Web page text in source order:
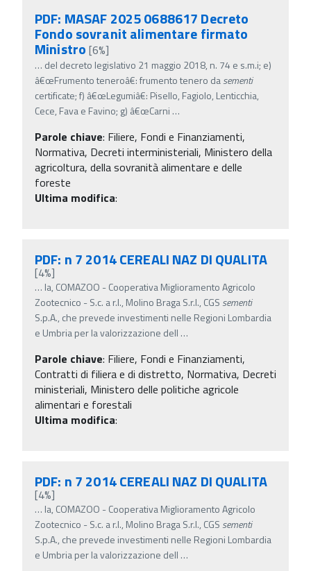
PDF: MASAF 2025 0688617 Decreto
Fondo sovranit alimentare firmato
Ministro [6%]
… del decreto legislativo 21 maggio 2018, n. 74 e s.m.i; e)
â€œFrumento teneroâ€: frumento tenero dasementi
certificate; f) â€œLegumiâ€: Pisello, Fagiolo, Lenticchia,
Cece, Fava e Favino; g) â€œCarni …
Parole chiave: Filiere, Fondi e Finanziamenti,
Normativa, Decreti interministeriali, Ministero della
agricoltura, della sovranità alimentare e delle
foreste
Ultima modifica:
PDF: n 7 2014 CEREALI NAZ DI QUALITA
[4%]
… la, COMAZOO - Cooperativa Miglioramento Agricolo
Zootecnico - S.c. a r.l., Molino Braga S.r.l., CGS sementi
S.p.A., che prevede investimenti nelle Regioni Lombardia
e Umbria per la valorizzazione dell …
Parole chiave: Filiere, Fondi e Finanziamenti,
Contratti di filiera e di distretto, Normativa, Decreti
ministeriali, Ministero delle politiche agricole
alimentari e forestali
Ultima modifica:
PDF: n 7 2014 CEREALI NAZ DI QUALITA
[4%]
… la, COMAZOO - Cooperativa Miglioramento Agricolo
Zootecnico - S.c. a r.l., Molino Braga S.r.l., CGS sementi
S.p.A., che prevede investimenti nelle Regioni Lombardia
e Umbria per la valorizzazione dell …